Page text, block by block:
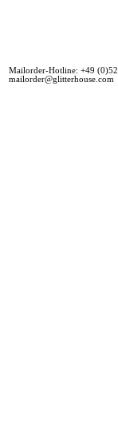
Mailorder-Hotline: +49
mailorder@glitterhouse.com